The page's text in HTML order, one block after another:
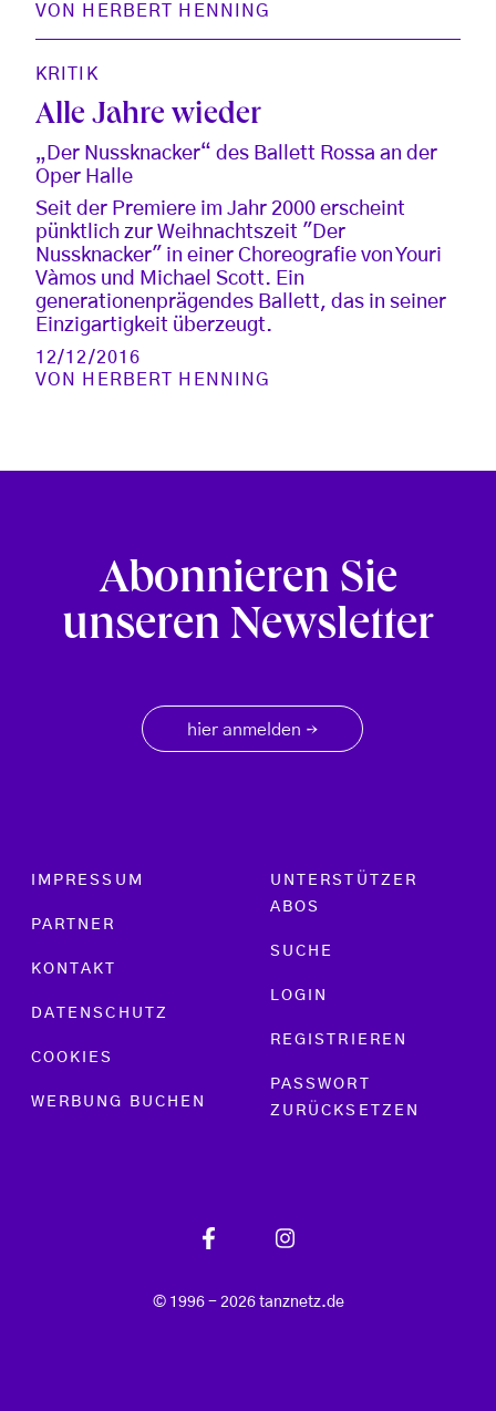
VON
HERBERT HENNING
KRITIK
Alle Jahre wieder
„Der Nussknacker“ des Ballett Rossa an der
Oper Halle
Seit der Premiere im Jahr 2000 erscheint
pünktlich zur Weihnachtszeit "Der
Nussknacker" in einer Choreografie von Youri
Vàmos und Michael Scott. Ein
generationenprägendes Ballett, das in seiner
Einzigartigkeit überzeugt.
12/12/2016
VON
HERBERT HENNING
Abonnieren Sie
unseren Newsletter
hier anmelden →
Footer menu
IMPRESSUM
PARTNER
KONTAKT
DATENSCHUTZ
COOKIES
WERBUNG BUCHEN
UNTERSTÜTZER
ABOS
SUCHE
LOGIN
REGISTRIEREN
PASSWORT
ZURÜCKSETZEN
© 1996 - 2026 tanznetz.de